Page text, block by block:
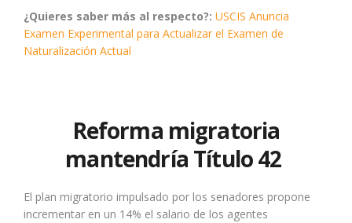
¿Quieres saber más al respecto?: USCIS Anuncia
Examen Experimental para Actualizar el Examen de
Naturalización Actual
Reforma migratoria
mantendría Título 42
El plan migratorio impulsado por los senadores propone
incrementar en un 14% el salario de los agentes